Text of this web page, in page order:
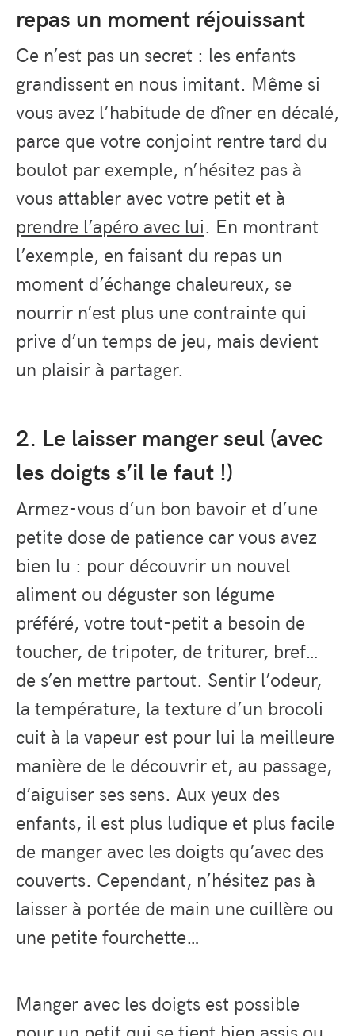
repas un moment réjouissant
Ce n’est pas un secret : les enfants
grandissent en nous imitant. Même si
vous avez l’habitude de dîner en décalé,
parce que votre conjoint rentre tard du
boulot par exemple, n’hésitez pas à
vous attabler avec votre petit et à
prendre l’apéro avec lui. En montrant
l’exemple, en faisant du repas un
moment d’échange chaleureux, se
nourrir n’est plus une contrainte qui
prive d’un temps de jeu, mais devient
un plaisir à partager.
2. Le laisser manger seul (avec
les doigts s’il le faut !)
Armez-vous d’un bon bavoir et d’une
petite dose de patience car vous avez
bien lu : pour découvrir un nouvel
aliment ou déguster son légume
préféré, votre tout-petit a besoin de
toucher, de tripoter, de triturer, bref…
de s’en mettre partout. Sentir l’odeur,
la température, la texture d’un brocoli
cuit à la vapeur est pour lui la meilleure
manière de le découvrir et, au passage,
d’aiguiser ses sens. Aux yeux des
enfants, il est plus ludique et plus facile
de manger avec les doigts qu’avec des
couverts. Cependant, n’hésitez pas à
laisser à portée de main une cuillère ou
une petite fourchette…
Manger avec les doigts est possible